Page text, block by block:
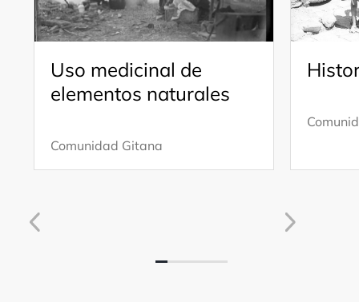
Uso medicinal de
elementos naturales
Comunidad Gitana